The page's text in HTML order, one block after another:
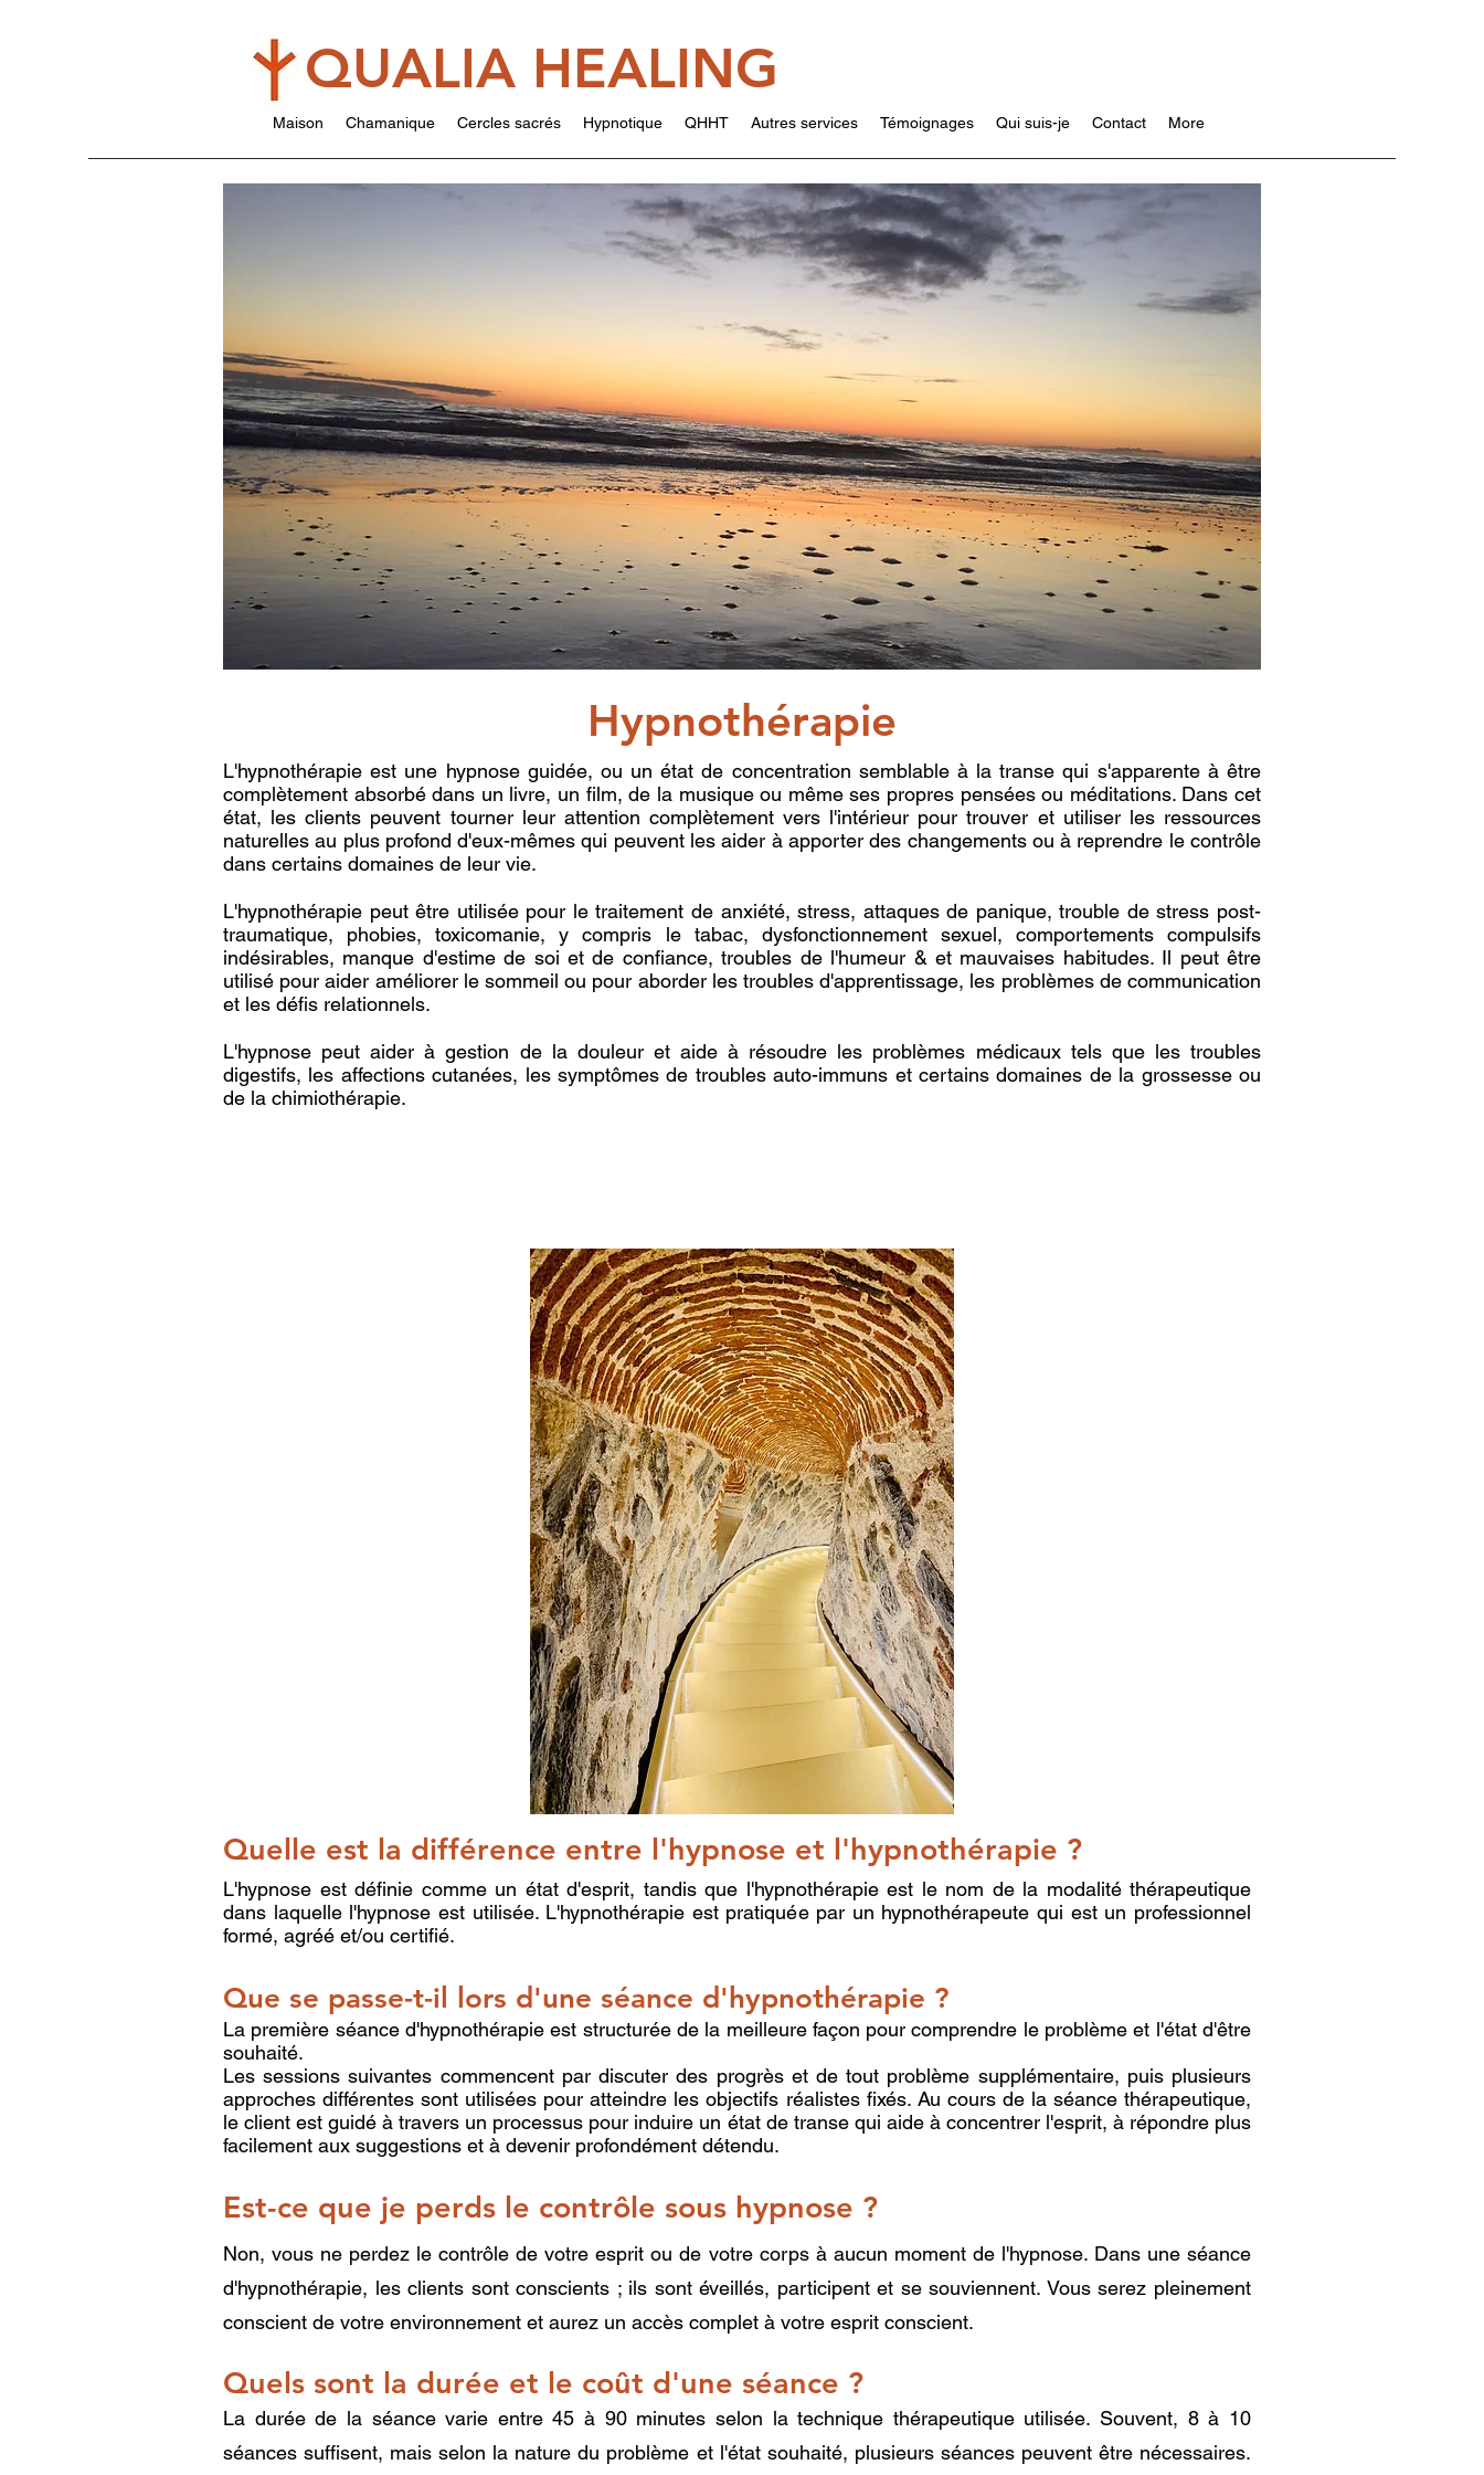
QUALIA HEALING
Maison Chamanique Cercles sacrés Hypnotique QHHT Autres services Témoignages Qui suis-je Contact More
Hypnothérapie
L'hypnothérapie est une hypnose guidée, ou un état de concentration semblable à la transe qui s'apparente à être
complètement absorbé dans un livre, un film, de la musique ou même ses propres pensées ou méditations. Dans cet
état, les clients peuvent tourner leur attention complètement vers l'intérieur pour trouver et utiliser les ressources
naturelles au plus profond d'eux-mêmes qui peuvent les aider à apporter des changements ou à reprendre le contrôle
dans certains domaines de leur vie.
L'hypnothérapie peut être utilisée pour le traitement de anxiété, stress, attaques de panique, trouble de stress post-
traumatique, phobies, toxicomanie, y compris le tabac, dysfonctionnement sexuel, comportements compulsifs
indésirables, manque d'estime de soi et de confiance, troubles de l'humeur & et mauvaises habitudes. Il peut être
utilisé pour aider améliorer le sommeil ou pour aborder les troubles d'apprentissage, les problèmes de communication
et les défis relationnels.
L'hypnose peut aider à gestion de la douleur et aide à résoudre les problèmes médicaux tels que les troubles
digestifs, les affections cutanées, les symptômes de troubles auto-immuns et certains domaines de la grossesse ou
de la chimiothérapie.
Quelle est la différence entre l'hypnose et l'hypnothérapie ?
L'hypnose est définie comme un état d'esprit, tandis que l'hypnothérapie est le nom de la modalité thérapeutique
dans laquelle l'hypnose est utilisée. L'hypnothérapie est pratiquée par un hypnothérapeute qui est un professionnel
formé, agréé et/ou certifié.
Que se passe-t-il lors d'une séance d'hypnothérapie ?
La première séance d'hypnothérapie est structurée de la meilleure façon pour comprendre le problème et l'état d'être
souhaité.
Les sessions suivantes commencent par discuter des progrès et de tout problème supplémentaire, puis plusieurs
approches différentes sont utilisées pour atteindre les objectifs réalistes fixés. Au cours de la séance thérapeutique,
le client est guidé à travers un processus pour induire un état de transe qui aide à concentrer l'esprit, à répondre plus
facilement aux suggestions et à devenir profondément détendu.
Est-ce que je perds le contrôle sous hypnose ?
Non, vous ne perdez le contrôle de votre esprit ou de votre corps à aucun moment de l'hypnose. Dans une séance
d'hypnothérapie, les clients sont conscients ; ils sont éveillés, participent et se souviennent. Vous serez pleinement
conscient de votre environnement et aurez un accès complet à votre esprit conscient.
Quels sont la durée et le coût d'une séance ?
La durée de la séance varie entre 45 à 90 minutes selon la technique thérapeutique utilisée. Souvent, 8 à 10
séances suffisent, mais selon la nature du problème et l'état souhaité, plusieurs séances peuvent être nécessaires.